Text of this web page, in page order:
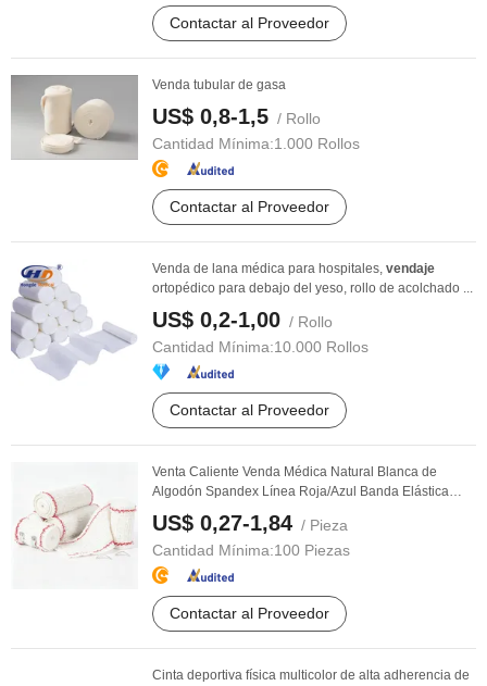
Contactar al Proveedor
Venda tubular de gasa
US$ 0,8-1,5 / Rollo
Cantidad Mínima:1.000 Rollos
Contactar al Proveedor
Venda de lana médica para hospitales, vendaje
ortopédico para debajo del yeso, rollo de acolchado ...
US$ 0,2-1,00 / Rollo
Cantidad Mínima:10.000 Rollos
Contactar al Proveedor
Venta Caliente Venda Médica Natural Blanca de
Algodón Spandex Línea Roja/Azul Banda Elástica
Crepé
US$ 0,27-1,84 / Pieza
Cantidad Mínima:100 Piezas
Contactar al Proveedor
Cinta deportiva física multicolor de alta adherencia de